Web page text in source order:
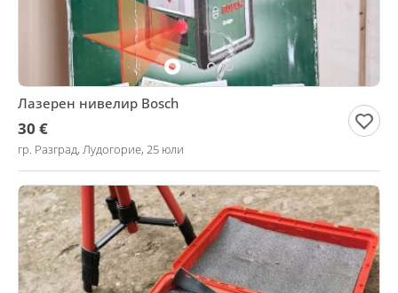
Лазерен нивелир Bosch
30 €
гр. Разград, Лудогорие, 25 юли